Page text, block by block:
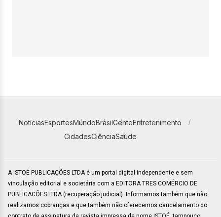
NotíciasEsportesMundoBrasilGenteEntretenimento
CidadesCiênciaSaúde
A ISTOÉ PUBLICAÇÕES LTDA é um portal digital independente e sem
vinculação editorial e societária com a EDITORA TRES COMÉRCIO DE
PUBLICACÕES LTDA (recuperação judicial). Informamos também que não
realizamos cobranças e que também não oferecemos cancelamento do